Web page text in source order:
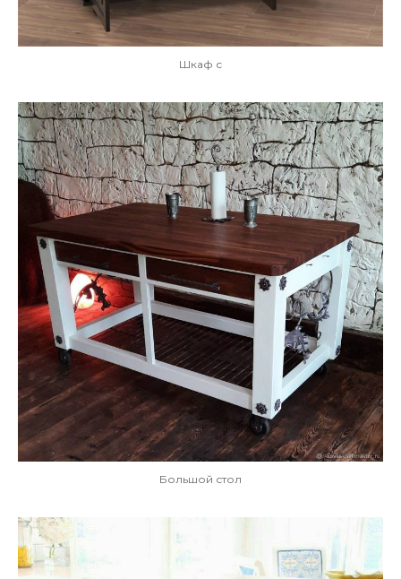
Шкаф с
Большой стол